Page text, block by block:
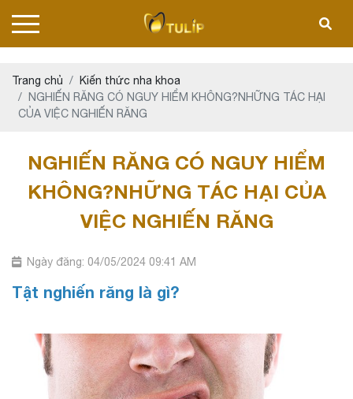
Trang chủ
Kiến thức nha khoa
NGHIẾN RĂNG CÓ NGUY HIỂM KHÔNG?NHỮNG TÁC HẠI
CỦA VIỆC NGHIẾN RĂNG
NGHIẾN RĂNG CÓ NGUY HIỂM
KHÔNG?NHỮNG TÁC HẠI CỦA
VIỆC NGHIẾN RĂNG
Ngày đăng: 04/05/2024 09:41 AM
Tật nghiến răng là gì?